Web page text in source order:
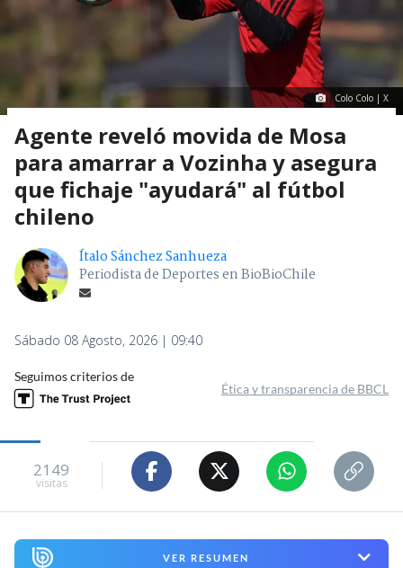
Colo Colo | X
Agente reveló movida de Mosa
para amarrar a Vozinha y asegura
que fichaje "ayudará" al fútbol
chileno
Ítalo Sánchez Sanhueza
Periodista de Deportes en BioBioChile
Sábado 08 Agosto, 2026 | 09:40
Seguimos criterios de
Ética y transparencia de BBCL
2149
visitas
VER RESUMEN